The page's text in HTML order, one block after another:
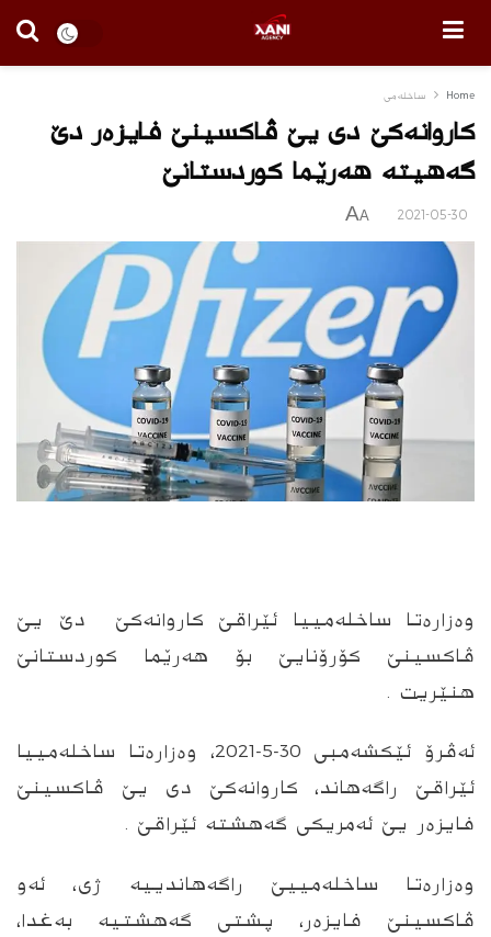
Home ساخله‌می
كاروانه‌كێ دى یێ ڤاكسینێ فایزه‌ر دێ
گه‌هیته‌ هه‌رێما كوردستانێ
2021-05-30
A
A
وه‌زاره‌تا ساخله‌مییا ئێراقێ كاروانه‌كێ دێ یێ
ڤاكسینێ كۆرۆنایێ بۆ هه‌رێما كوردستانێ
هنێریت .
ئه‌ڤرۆ ئێكشه‌مبى 30-5-2021، وه‌زاره‌تا ساخله‌مییا
ئێراقێ راگه‌هاند، كاروانه‌كێ دى یێ ڤاكسینێ
فایزه‌ر یێ ئه‌مریكى گه‌هشته‌ ئێراقێ .
وه‌زاره‌تا ساخله‌مییێ راگه‌هاندییه‌ ژى، ئه‌و
ڤاكسینێ فایزه‌ر، پشتى گه‌هشتیه‌ به‌غدا،